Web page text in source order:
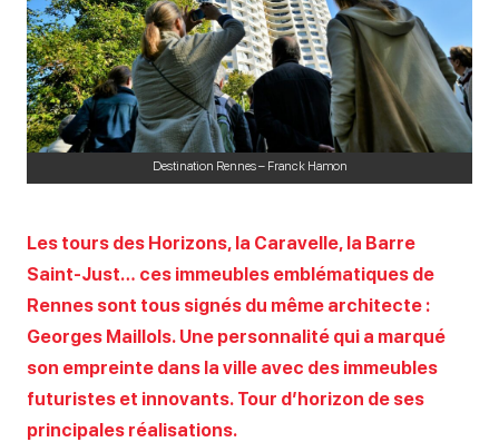
Destination Rennes – Franck Hamon
Les tours des Horizons, la Caravelle, la Barre
Saint-Just… ces immeubles emblématiques de
Rennes sont tous signés du même architecte :
Georges Maillols. Une personnalité qui a marqué
son empreinte dans la ville avec des immeubles
futuristes et innovants. Tour d’horizon de ses
principales réalisations.